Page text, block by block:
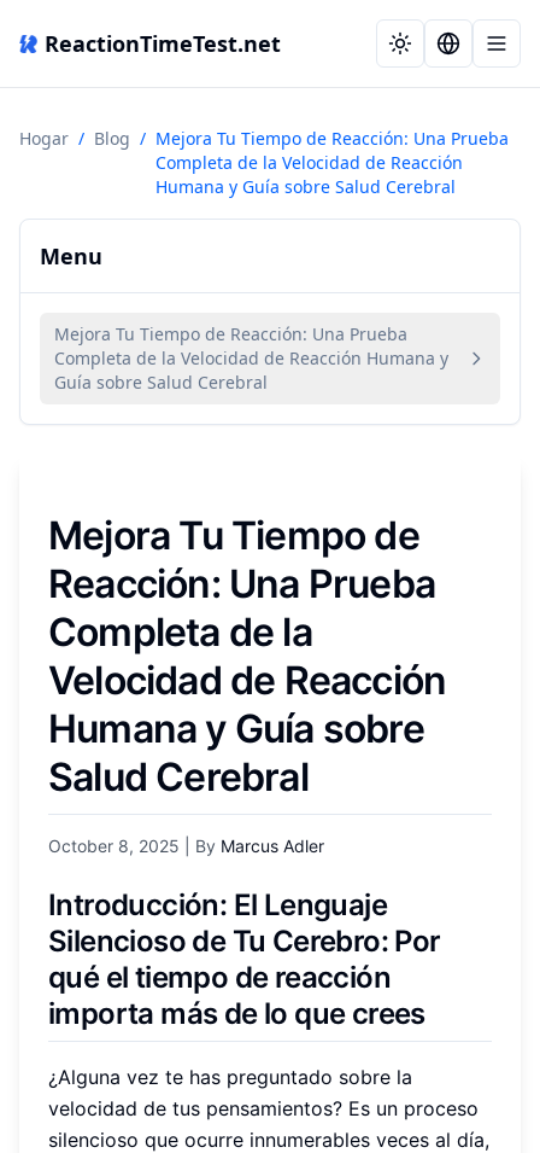
ReactionTimeTest.net
Hogar / Blog / Mejora Tu Tiempo de Reacción: Una Prueba
Completa de la Velocidad de Reacción
Humana y Guía sobre Salud Cerebral
Menu
Mejora Tu Tiempo de Reacción: Una Prueba
Completa de la Velocidad de Reacción Humana y
Guía sobre Salud Cerebral
Mejora Tu Tiempo de
Reacción: Una Prueba
Completa de la
Velocidad de Reacción
Humana y Guía sobre
Salud Cerebral
October 8, 2025 | By Marcus Adler
Introducción: El Lenguaje
Silencioso de Tu Cerebro: Por
qué el tiempo de reacción
importa más de lo que crees
¿Alguna vez te has preguntado sobre la
velocidad de tus pensamientos? Es un proceso
silencioso que ocurre innumerables veces al día,